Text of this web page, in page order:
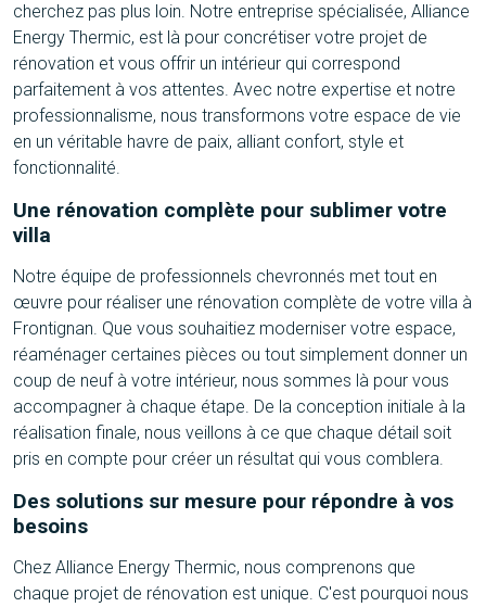
cherchez pas plus loin. Notre entreprise spécialisée, Alliance
Energy Thermic, est là pour concrétiser votre projet de
rénovation et vous offrir un intérieur qui correspond
parfaitement à vos attentes. Avec notre expertise et notre
professionnalisme, nous transformons votre espace de vie
en un véritable havre de paix, alliant confort, style et
fonctionnalité.
Une rénovation complète pour sublimer votre
villa
Notre équipe de professionnels chevronnés met tout en
œuvre pour réaliser une rénovation complète de votre villa à
Frontignan. Que vous souhaitiez moderniser votre espace,
réaménager certaines pièces ou tout simplement donner un
coup de neuf à votre intérieur, nous sommes là pour vous
accompagner à chaque étape. De la conception initiale à la
réalisation finale, nous veillons à ce que chaque détail soit
pris en compte pour créer un résultat qui vous comblera.
Des solutions sur mesure pour répondre à vos
besoins
Chez Alliance Energy Thermic, nous comprenons que
chaque projet de rénovation est unique. C'est pourquoi nous